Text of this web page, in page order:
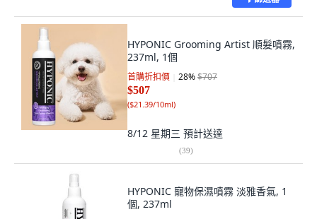
HYPONIC Grooming Artist 順髮噴霧,
237ml, 1個
首購折扣價 28%$707
$507
($21.39/10ml)
8/12 星期三 預計送達
(39)
HYPONIC 寵物保濕噴霧 淡雅香氣, 1
個, 237ml